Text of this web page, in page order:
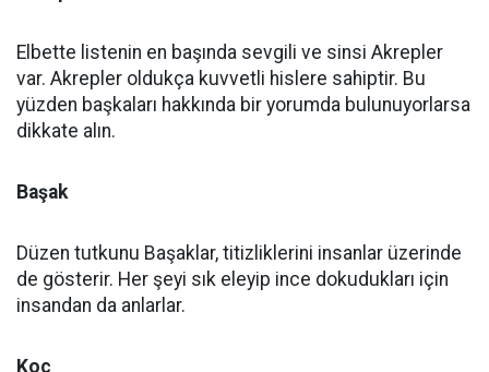
Elbette listenin en başında sevgili ve sinsi Akrepler
var. Akrepler oldukça kuvvetli hislere sahiptir. Bu
yüzden başkaları hakkında bir yorumda bulunuyorlarsa
dikkate alın.
Başak
Düzen tutkunu Başaklar, titizliklerini insanlar üzerinde
de gösterir. Her şeyi sık eleyip ince dokudukları için
insandan da anlarlar.
Koç